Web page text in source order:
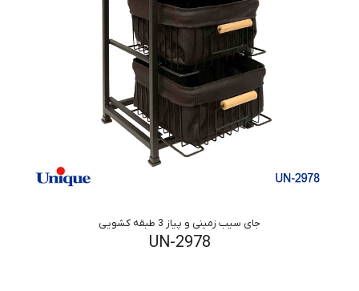
جای سیب زمینی و پیاز 3 طبقه کشویی
UN-2978